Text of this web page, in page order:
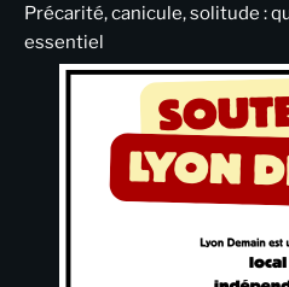
Précarité, canicule, solitude :
essentiel